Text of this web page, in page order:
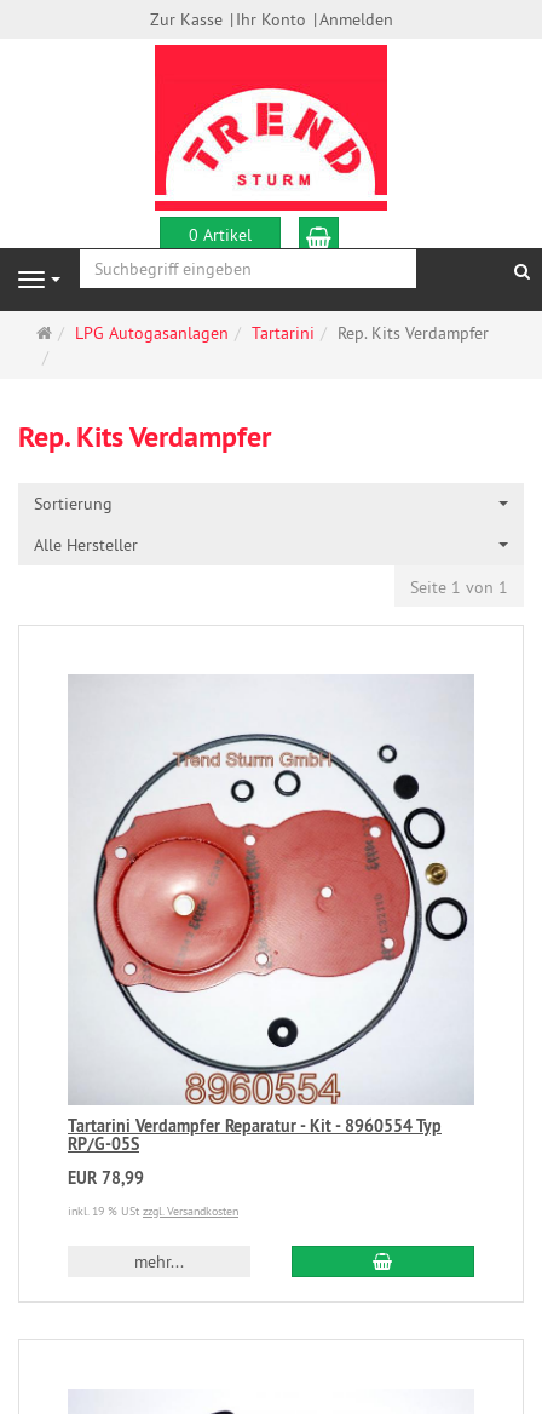
Zur Kasse Ihr Konto Anmelden
0 Artikel Warenkorb
Navigation
Startseite
LPG Autogasanlagen Tartarini Rep. Kits Verdampfer
Rep. Kits Verdampfer
Sortierung
Alle Hersteller
Seite 1 von 1
Tartarini Verdampfer Reparatur - Kit - 8960554 Typ
RP/G-05S
EUR 78,99
inkl. 19 % USt zzgl. Versandkosten
mehr...